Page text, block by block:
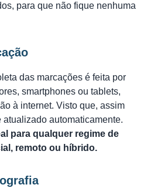
para que não fique nenhuma
das marcações é feita por
smartphones ou tablets,
à internet. Visto que, assim
automaticamente.
para qualquer regime de
remoto ou híbrido.